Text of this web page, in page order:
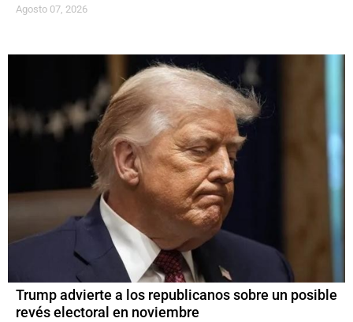
Agosto 07, 2026
Trump advierte a los republicanos sobre un posible
revés electoral en noviembre